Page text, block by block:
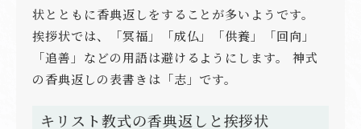
状とともに香典返しをすることが多いようです。
挨拶状では、「冥福」「成仏」「供養」「回向」
「追善」などの用語は避けるようにします。 神式
の香典返しの表書きは「志」です。
キリスト教式の香典返しと挨拶状